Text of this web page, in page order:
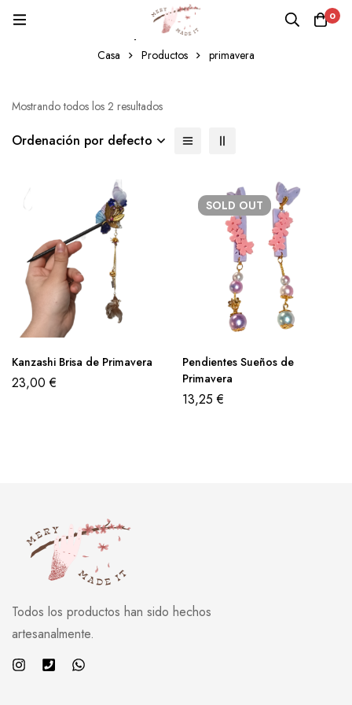
0
primavera
Casa Productos primavera
Mostrando todos los 2 resultados
Ordenación por defecto
Kanzashi Brisa de Primavera
23,00€
SOLD OUT
Pendientes Sueños de
Primavera
13,25€
Todos los productos han sido hechos
artesanalmente.